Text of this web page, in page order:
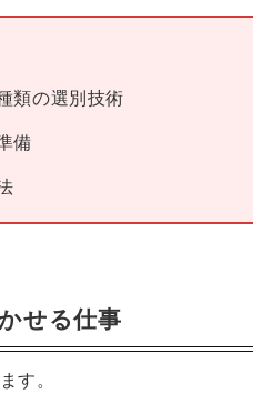
類の選別技術
備
せる仕事
す。